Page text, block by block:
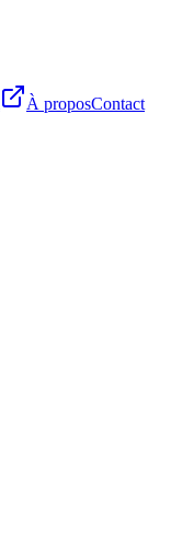
À proposContact